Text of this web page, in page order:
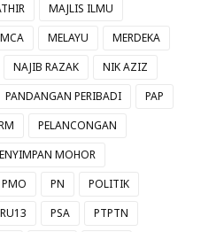
MAJLIS ILMU
MCA MELAYU
MERDEKA
NAJIB RAZAK
NIK AZIZ
PANDANGAN PERIBADI
PAP
PELANCONGAN
MOHOR
PMO PN
POLITIK
PSA
PTPTN